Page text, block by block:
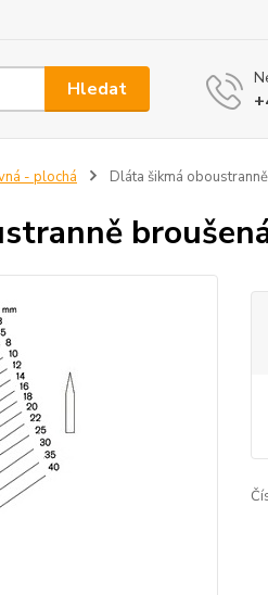
Hledat
- plochá Dláta šikmá